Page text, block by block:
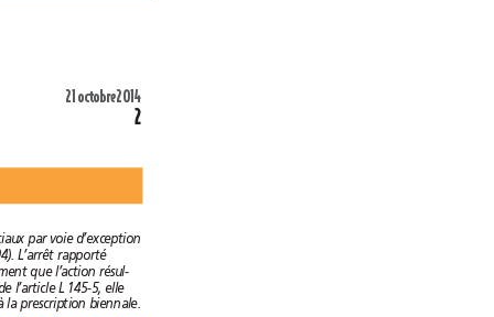
21octobre2014
2
des baux commerciaux par voie d’exception
juin 1994). L’arrêt rapporté
indique plus largement que l’action résul-
tant du seul effet de l’article L 145-5, elle
n’est pas soumise à la prescription biennale.